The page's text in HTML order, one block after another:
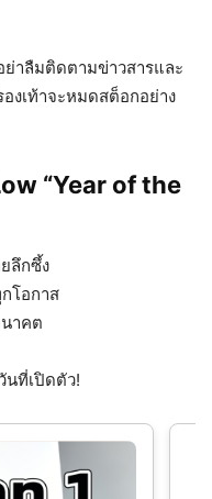
ย่าลืมติดตามข่าวสารและ
งเท้าจะหมดสต็อกอย่าง
“Year of the
ลึกซึ้ง
โอกาส
าคต
นที่เปิดตัว!
"Tokyo Vintage'' (ขอ